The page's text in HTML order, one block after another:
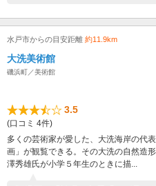
水戸市からの目安距離 約11.9km
大洗美術館
磯浜町／美術館
3.5
(口コミ 4件)
多くの芸術家が愛した、大洗海岸の代
画」が観覧できる。その大洗の自然造
澤秀雄氏が小学５年生のときに描...